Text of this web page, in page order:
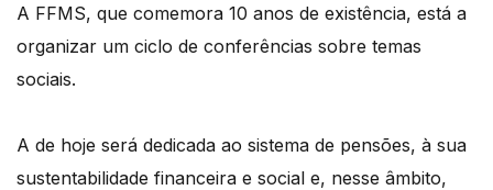
A FFMS, que comemora 10 anos de existência, está a
organizar um ciclo de conferências sobre temas
sociais.
A de hoje será dedicada ao sistema de pensões, à sua
sustentabilidade financeira e social e, nesse âmbito,